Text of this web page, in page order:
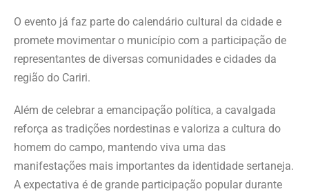
O evento já faz parte do calendário cultural da cidade e
promete movimentar o município com a participação de
representantes de diversas comunidades e cidades da
região do Cariri.
Além de celebrar a emancipação política, a cavalgada
reforça as tradições nordestinas e valoriza a cultura do
homem do campo, mantendo viva uma das
manifestações mais importantes da identidade sertaneja.
A expectativa é de grande participação popular durante